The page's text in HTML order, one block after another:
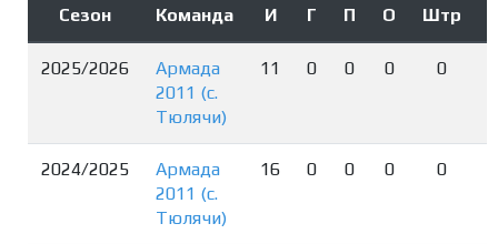
Сезон Команда И Г П О Штр
2025/2026
Армада
2011 (с.
Тюлячи)
11 0 0 0 0
2024/2025
Армада
2011 (с.
Тюлячи)
16 0 0 0 0